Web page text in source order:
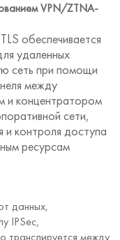
VPN/ZTNA-
обеспечивается
удаленных
сеть при помощи
между
и концентратором
сети,
и контроля доступа
ресурсам
данных,
IPSec,
транслируется между